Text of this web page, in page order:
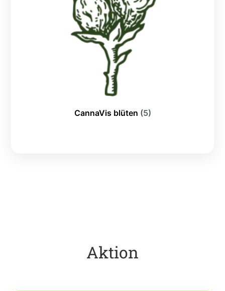
CannaVis blüten (5)
Aktion